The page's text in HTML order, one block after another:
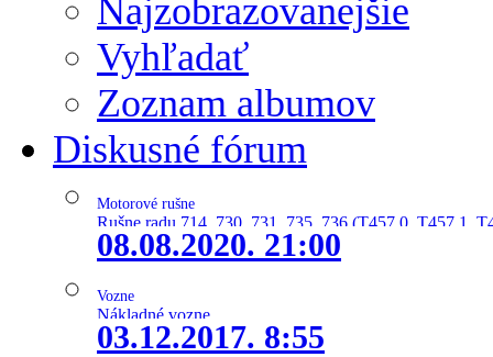
Najzobrazovanejšie
Vyhľadať
Zoznam albumov
Diskusné fórum
Motorové rušne
Rušne radu 714, 730, 731, 735, 736 (T457.0, T457.1,
08.08.2020. 21:00
Vozne
Nákladné vozne
03.12.2017. 8:55